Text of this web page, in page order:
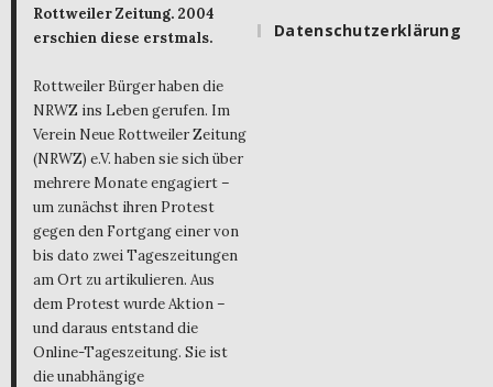
Rottweiler Zeitung. 2004
erschien diese erstmals.
Rottweiler Bürger haben die
NRWZ ins Leben gerufen. Im
Verein Neue Rottweiler Zeitung
(NRWZ) e.V. haben sie sich über
mehrere Monate engagiert –
um zunächst ihren Protest
gegen den Fortgang einer von
bis dato zwei Tageszeitungen
am Ort zu artikulieren. Aus
dem Protest wurde Aktion –
und daraus entstand die
Online-Tageszeitung. Sie ist
die unabhängige
Datenschutzerklärung